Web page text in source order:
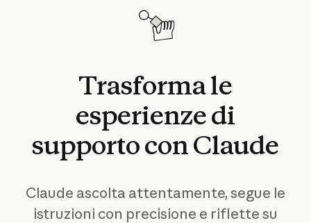
Trasformale
esperienzedi
supportoconClaude
Claude ascolta attentamente, segue le
istruzioni con precisione e riflette su